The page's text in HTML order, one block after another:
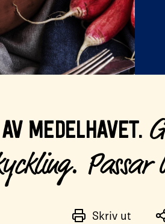
MEDELHAVET.
Skriv ut